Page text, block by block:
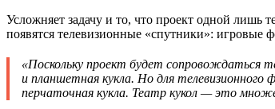
Усложняет задачу и то, что проект одной лишь
появятся телевизионные «спутники»:
«Поскольку проект будет сопровождаться
и планшетная кукла. Но для
перчаточная кукла. Театр кукол — это